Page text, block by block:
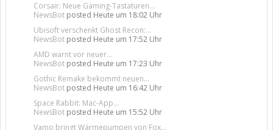
Corsair: Neue Gaming-Tastaturen...
NewsBot posted Heute um 18:02 Uhr
Ubisoft verschenkt Ghost Recon:...
NewsBot posted Heute um 17:52 Uhr
AMD warnt vor neuer...
NewsBot posted Heute um 17:23 Uhr
Gothic Remake bekommt neuen...
NewsBot posted Heute um 16:42 Uhr
Space Rabbit: Mac-App...
NewsBot posted Heute um 15:52 Uhr
Vamo bringt Wärmepumpen von Fox...